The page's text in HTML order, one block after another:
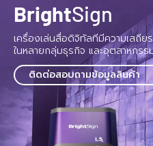
BrightSign
เครื่องเล่นสื่อดิจิทัลทีมีความเสถียร
ในหลายกลุ่มธุรกิจ และอุตสาหกร
ติดต่อสอบถามข้อมูลสินค้า